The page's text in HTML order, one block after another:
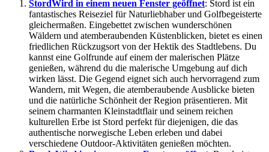
StordWird in einem neuen Fenster geöffnet: Stord ist ein
fantastisches Reiseziel für Naturliebhaber und Golfbegeisterte
gleichermaßen. Eingebettet zwischen wunderschönen
Wäldern und atemberaubenden Küstenblicken, bietet es einen
friedlichen Rückzugsort von der Hektik des Stadtlebens. Du
kannst eine Golfrunde auf einem der malerischen Plätze
genießen, während du die malerische Umgebung auf dich
wirken lässt. Die Gegend eignet sich auch hervorragend zum
Wandern, mit Wegen, die atemberaubende Ausblicke bieten
und die natürliche Schönheit der Region präsentieren. Mit
seinem charmanten Kleinstadtflair und seinem reichen
kulturellen Erbe ist Stord perfekt für diejenigen, die das
authentische norwegische Leben erleben und dabei
verschiedene Outdoor-Aktivitäten genießen möchten.